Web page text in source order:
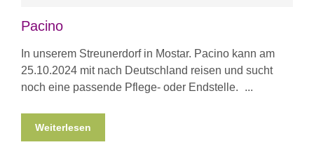
Pacino
In unserem Streunerdorf in Mostar. Pacino kann am
25.10.2024 mit nach Deutschland reisen und sucht
noch eine passende Pflege- oder Endstelle.
Weiterlesen